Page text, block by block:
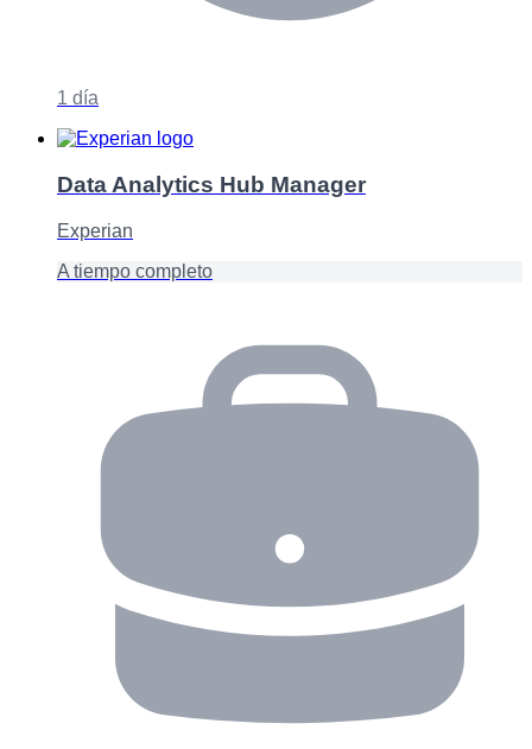
1 día
Data Analytics Hub Manager
Experian
A tiempo completo